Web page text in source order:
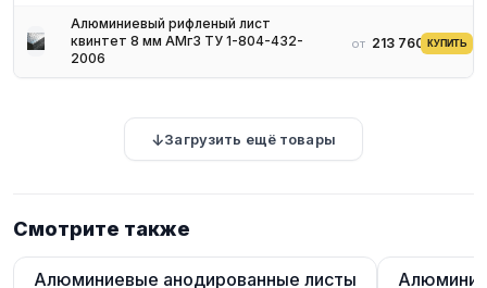
Алюминиевый рифленый лист
квинтет 8 мм АМг3 ТУ 1-804-432-
2006
от 213 760 ₽КУПИТЬ
Загрузить ещё товары
Смотрите также
Алюминиевые анодированные листы